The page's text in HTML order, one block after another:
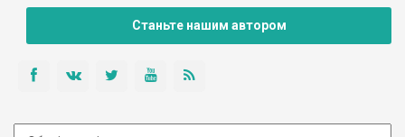
Станьте нашим автором